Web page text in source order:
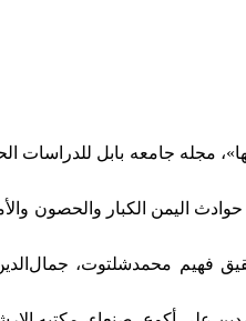
حوادث الیمن الکبار والحصون
فهیم محمدشلتوت،